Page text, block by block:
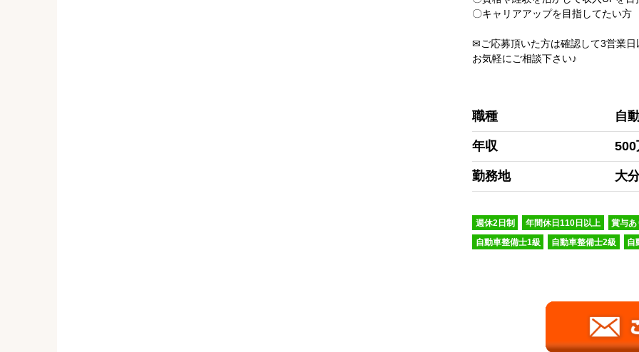
〇キャリアアップを目指してたい方
✉ご応募頂いた方は確認して3営業日
お気軽にご相談下さい♪
職種 自
年収 500
勤務地 大
週休2日制 年間休日110日以上 賞与あ
自動車整備士1級
自動車整備士2級 自